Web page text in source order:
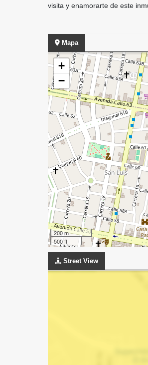
visita y enamorarte de este
Mapa
+
−
200 m
500 ft
Street View